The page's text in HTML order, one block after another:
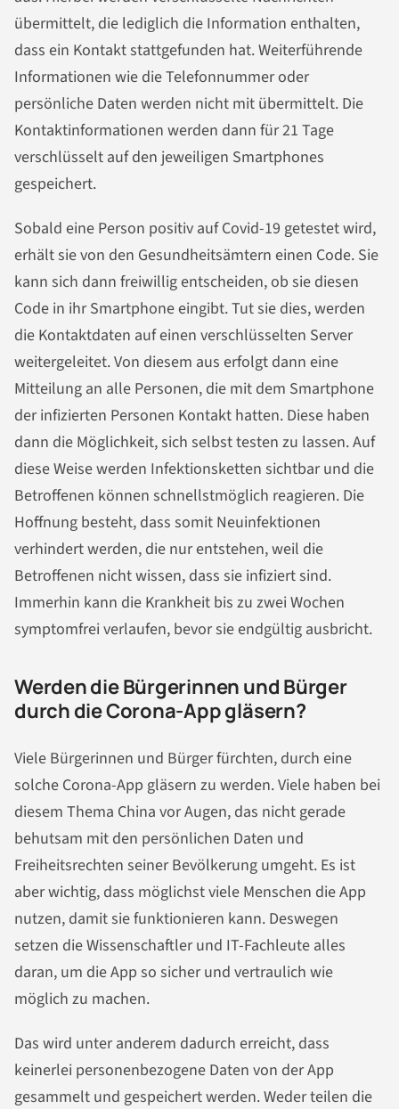
übermittelt, die lediglich die Information enthalten,
dass ein Kontakt stattgefunden hat. Weiterführende
Informationen wie die Telefonnummer oder
persönliche Daten werden nicht mit übermittelt. Die
Kontaktinformationen werden dann für 21 Tage
verschlüsselt auf den jeweiligen Smartphones
gespeichert.
Sobald eine Person positiv auf Covid-19 getestet wird,
erhält sie von den Gesundheitsämtern einen Code. Sie
kann sich dann freiwillig entscheiden, ob sie diesen
Code in ihr Smartphone eingibt. Tut sie dies, werden
die Kontaktdaten auf einen verschlüsselten Server
weitergeleitet. Von diesem aus erfolgt dann eine
Mitteilung an alle Personen, die mit dem Smartphone
der infizierten Personen Kontakt hatten. Diese haben
dann die Möglichkeit, sich selbst testen zu lassen. Auf
diese Weise werden Infektionsketten sichtbar und die
Betroffenen können schnellstmöglich reagieren. Die
Hoffnung besteht, dass somit Neuinfektionen
verhindert werden, die nur entstehen, weil die
Betroffenen nicht wissen, dass sie infiziert sind.
Immerhin kann die Krankheit bis zu zwei Wochen
symptomfrei verlaufen, bevor sie endgültig ausbricht.
Werden die Bürgerinnen und Bürger
durch die Corona-App gläsern?
Viele Bürgerinnen und Bürger fürchten, durch eine
solche Corona-App gläsern zu werden. Viele haben bei
diesem Thema China vor Augen, das nicht gerade
behutsam mit den persönlichen Daten und
Freiheitsrechten seiner Bevölkerung umgeht. Es ist
aber wichtig, dass möglichst viele Menschen die App
nutzen, damit sie funktionieren kann. Deswegen
setzen die Wissenschaftler und IT-Fachleute alles
daran, um die App so sicher und vertraulich wie
möglich zu machen.
Das wird unter anderem dadurch erreicht, dass
keinerlei personenbezogene Daten von der App
gesammelt und gespeichert werden. Weder teilen die